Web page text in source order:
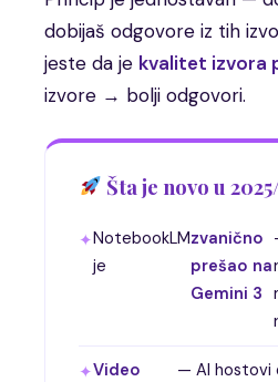
dobijaš odgovore iz tih
jeste da je kvalitet izvora
izvore → bolji odgovori.
Šta je novo u
NotebookLM
je
zvanično
prešao na
Gemini 3
Video
— AI hostovi